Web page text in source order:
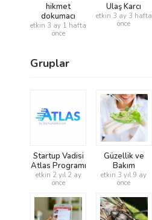
hikmet
dokumacı
etkin 3 ay 1 hafta
önce
Ulaş Karcı
etkin 3 ay 3 hafta
önce
Gruplar
Startup Vadisi
Atlas Programı
etkin 2 yıl 2 ay
önce
Güzellik ve
Bakım
etkin 3 yıl 9 ay
önce